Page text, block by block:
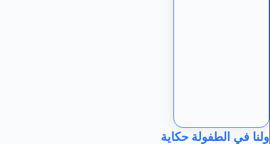
ولنا في الطفولة حكاية